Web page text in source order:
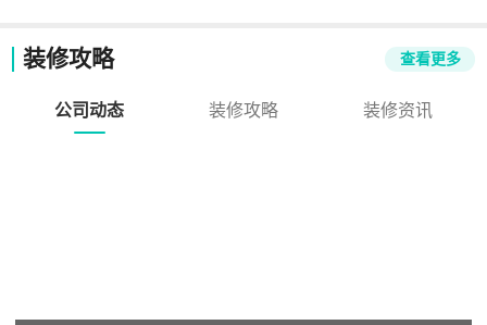
装修攻略 查看更多
公司动态 装修攻略 装修资讯